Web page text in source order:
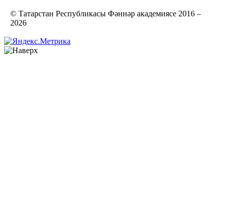
© Татарстан Республикасы Фәннәр академиясе 2016 –
2026